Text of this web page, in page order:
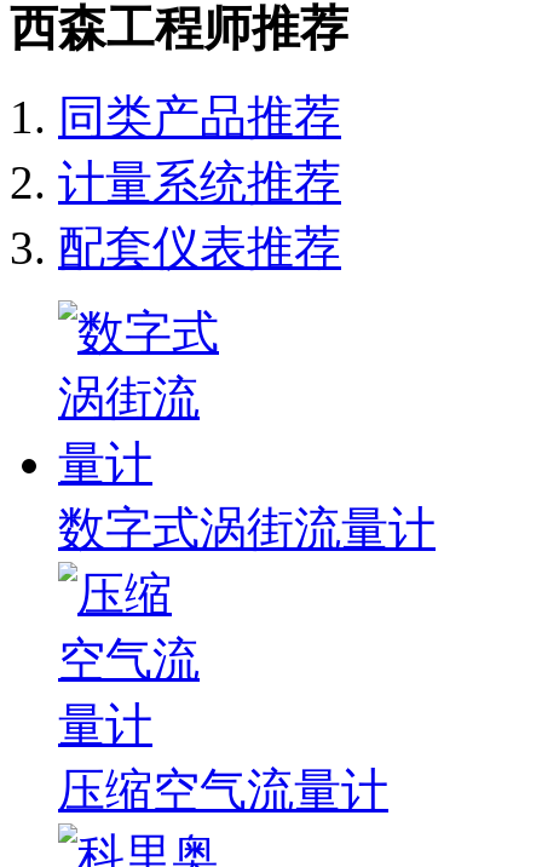
西森工程师推荐
同类产品推荐
计量系统推荐
配套仪表推荐
数字式涡街流量计
压缩空气流量计